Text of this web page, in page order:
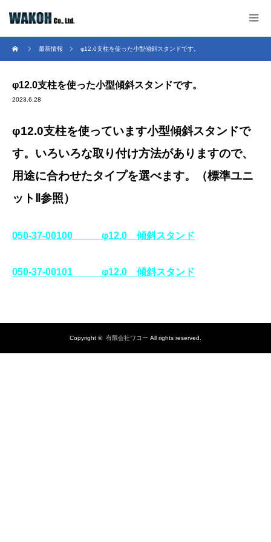
最新情報 φ12.0支柱を使った小型傾斜スタンドです。
φ12.0支柱を使った小型傾斜スタンドです。
2023.6.28
φ12.0支柱を使っています小型傾斜スタンドで
す。いろいろな取り付け方法がありますので、
用途に合わせたタイプを選べます。（標準ユニ
ットⅡ参照）
050‐37-00100 φ12.0 傾斜スタンド
050‐37-00101 φ12.0 傾斜スタンド
Copyright © 有限会社ワコー All rights reserved.